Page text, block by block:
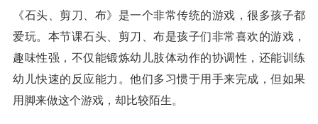
《石头、剪刀、布》是一个非常传统的游戏，很多孩子都
爱玩。本节课石头、剪刀、布是孩子们非常喜欢的游戏，
趣味性强，不仅能锻炼幼儿肢体动作的协调性，还能训练
幼儿快速的反应能力。他们多习惯于用手来完成，但如果
用脚来做这个游戏，却比较陌生。